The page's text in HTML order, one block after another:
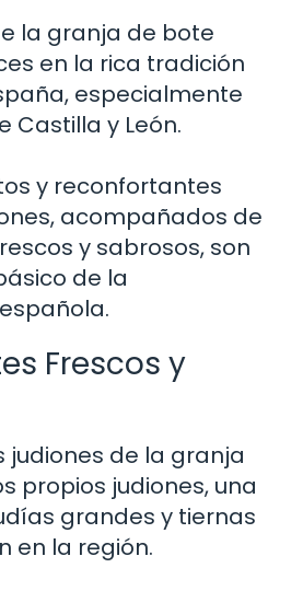
la granja de bote
en la rica tradición
especialmente
Castilla y León.
y reconfortantes
acompañados de
y sabrosos, son
de la
Frescos y
judiones de la granja
propios judiones, una
grandes y tiernas
en la región.